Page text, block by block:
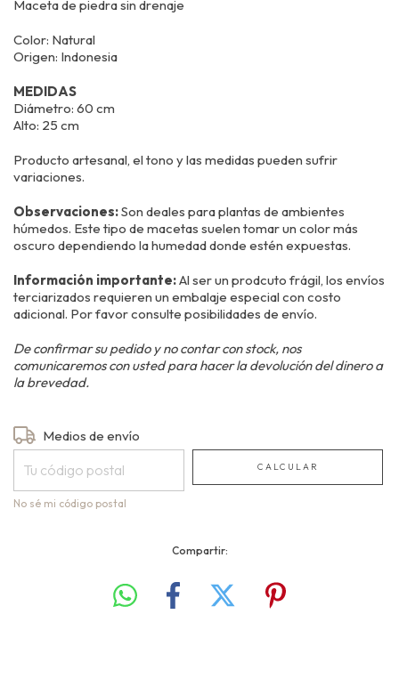
Maceta de piedra sin drenaje
Color: Natural
Origen: Indonesia
MEDIDAS
Diámetro: 60 cm
Alto: 25 cm
Producto artesanal, el tono y las medidas pueden sufrir
variaciones.
Observaciones:Son deales para plantas de ambientes
húmedos. Este tipo de macetas suelen tomar un color más
oscuro dependiendo la humedad donde estén expuestas.
Información importante:Al ser un prodcuto frágil, los envíos
terciarizados requieren un embalaje especial con costo
adicional. Por favor consulte posibilidades de envío.
De confirmar su pedido y no contar con stock, nos
comunicaremos con usted para hacer la devolución del dinero a
la brevedad.
Entregas para el CP:
Medios de envío
CALCULAR
No sé mi código postal
Compartir: